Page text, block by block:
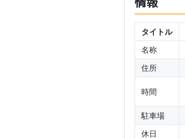
タイトル
名称
住所
時間
駐車場
休日